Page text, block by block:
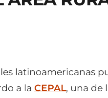
latinoamericanas
a la CEPAL, una de